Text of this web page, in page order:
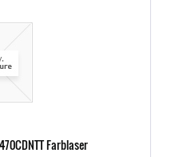
Farblaser